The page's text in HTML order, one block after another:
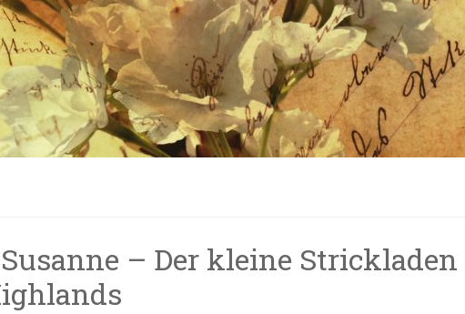
– Der kleine Strickladen